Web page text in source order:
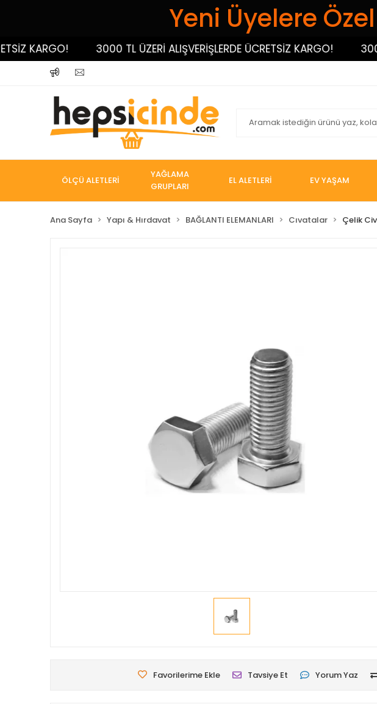
Yeni Üyelere
KARGO! 3000 TL ÜZERİ ALIŞVERİŞLERDE ÜCRETSİZ KARGO! 3000
ÖLÇÜ ALETLERİ
YAĞLAMA
GRUPLARI
EL ALETLERİ EV YAŞAM
Ana Sayfa Yapı & Hırdavat BAĞLANTI ELEMANLARI Cıvatalar Çelik
Favorilerime Ekle Tavsiye Et Yorum Yaz